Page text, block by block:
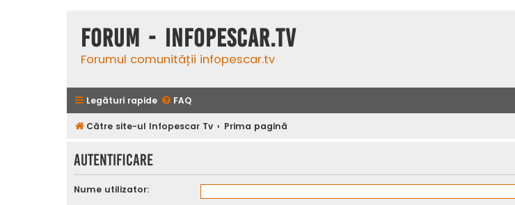
Forum - InfoPescar.Tv
Forumul comunității infopescar.tv
Legături rapide FAQ
Către site-ul Infopescar Tv Prima pagină
Autentificare
Nume utilizator: